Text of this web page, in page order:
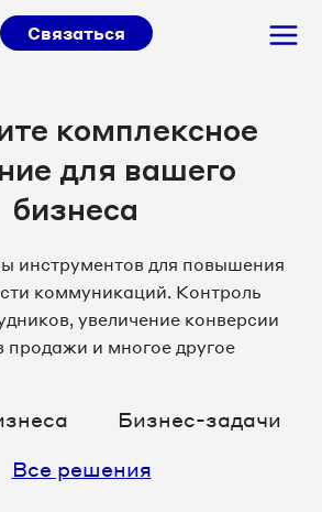
Связаться
комплексное
для вашего
бизнеса
инструментов для повышения
коммуникаций. Контроль
увеличение конверсии
продажи и многое другое
Бизнес-задачи
Все решения